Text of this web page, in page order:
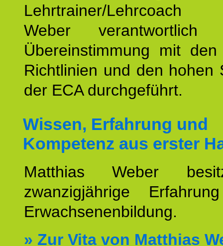
Lehrtrainer/Lehrcoach
Weber
Übereinstimmung mit den
Richtlinien und den hohen
der ECA durchgeführt.
Wissen, Erfahrung und
Kompetenz aus erster
Matthias Weber
zwanzigjährige
Erwachsenenbildung.
» Zur Vita von Matthias